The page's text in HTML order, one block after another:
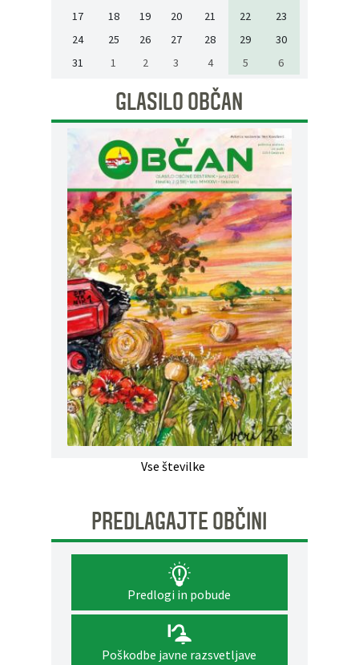
17 18 19 20 21 22
23
24
25 26 27 28 29
30
31
1 2 3 4 5 6
GLASILO OBČAN
Vse številke
PREDLAGAJTE OBČINI
Predlogi in pobude
Poškodbe javne razsvetljave